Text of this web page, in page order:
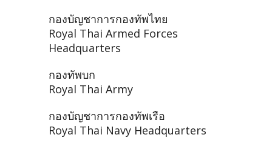
กองบัญชาการกองทัพไทย
Royal Thai Armed Forces
Headquarters
กองทัพบก
Royal Thai Army
กองบัญชาการกองทัพเรือ
Royal Thai Navy Headquarters